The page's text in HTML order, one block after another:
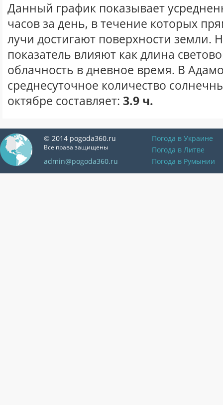
Данный график показывает
часов за день, в течение которых
лучи достигают поверхности земли.
показатель влияют как длина
облачность в дневное время. В
среднесуточное количество
октябре составляет: 3.9 ч.
© 2014 pogoda360.ru
Все права защищены
admin@pogoda360.ru
Погода в Украине
Погода в Литве
Погода в Румынии